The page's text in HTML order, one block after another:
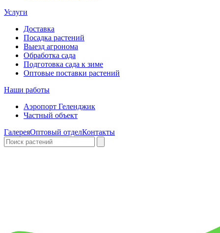
Услуги
Доставка
Посадка растений
Выезд агронома
Обработка сада
Подготовка сада к зиме
Оптовые поставки растений
Наши работы
Аэропорт Геленджик
Частный объект
ГалереяОптовый отделКонтакты